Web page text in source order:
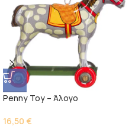
Penny Toy – Άλογο
16,50 €